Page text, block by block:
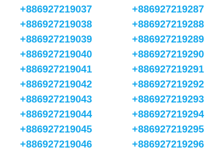
+886927219037
+886927219038
+886927219039
+886927219040
+886927219041
+886927219042
+886927219043
+886927219044
+886927219045
+886927219046
+886927219287
+886927219288
+886927219289
+886927219290
+886927219291
+886927219292
+886927219293
+886927219294
+886927219295
+886927219296